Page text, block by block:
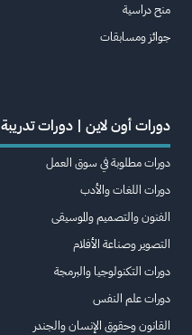
منح دراسية
جوائز ومسابقات
دورات أون لاين | دورات تدريبة
دورات مطلوبة في سوق العمل
دورات اللغات والأدب
الفنون والتصميم والموسيقى
التصوير وصناعة الأفلام
دورات التكنولوجيا والبرمجة
دورات علم النفس
القانون وحقوق الإنسان والجندر